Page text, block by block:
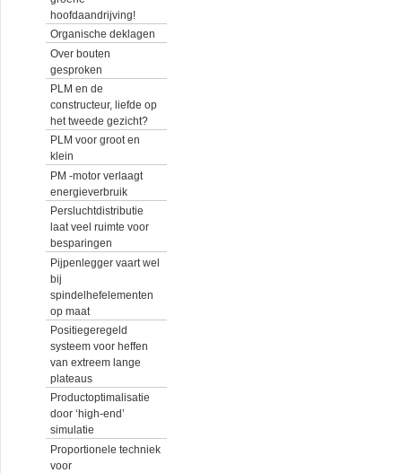
hoofdaandrijving!
Organische deklagen
Over bouten
gesproken
PLM en de
constructeur, liefde op
het tweede gezicht?
PLM voor groot en
klein
PM -motor verlaagt
energieverbruik
Persluchtdistributie
laat veel ruimte voor
besparingen
Pijpenlegger vaart wel
bij
spindelhefelementen
op maat
Positiegeregeld
systeem voor heffen
van extreem lange
plateaus
Productoptimalisatie
door ‘high-end’
simulatie
Proportionele techniek
voor